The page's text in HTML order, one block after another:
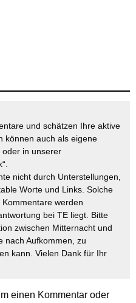
und schätzen Ihre aktive
können auch als eigene
oder in unserer
nicht durch Unterstellungen,
Worte und Links. Solche
werden
bei TE liegt. Bitte
zwischen Mitternacht und
nach Aufkommen, zu
kann. Vielen Dank für Ihr
einen Kommentar oder